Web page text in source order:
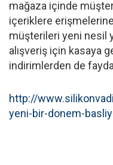
mağaza içinde
içeriklere
müşterileri yeni nesil
alışveriş için kasaya
indirimlerden de
http://
yeni-bir-donem-